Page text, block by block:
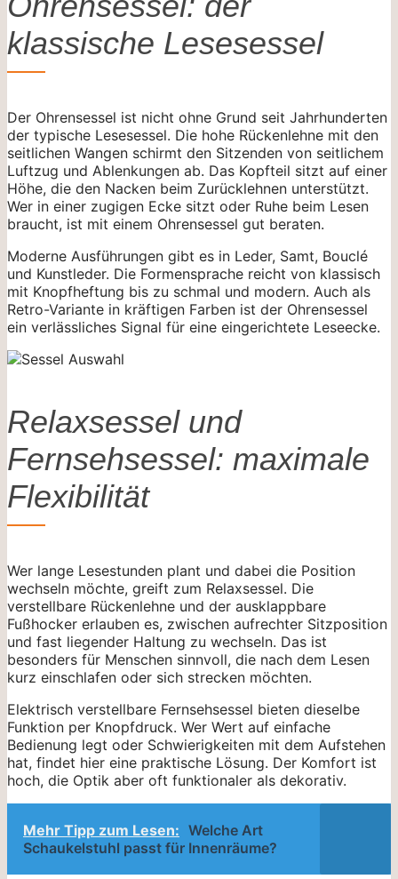
klassische Lesesessel
Der Ohrensessel ist nicht ohne Grund seit Jahrhunderten
der typische Lesesessel. Die hohe Rückenlehne mit den
seitlichen Wangen schirmt den Sitzenden von seitlichem
Luftzug und Ablenkungen ab. Das Kopfteil sitzt auf einer
Höhe, die den Nacken beim Zurücklehnen unterstützt.
Wer in einer zugigen Ecke sitzt oder Ruhe beim Lesen
braucht, ist mit einem Ohrensessel gut beraten.
Moderne Ausführungen gibt es in Leder, Samt, Bouclé
und Kunstleder. Die Formensprache reicht von klassisch
mit Knopfheftung bis zu schmal und modern. Auch als
Retro-Variante in kräftigen Farben ist der Ohrensessel
ein verlässliches Signal für eine eingerichtete Leseecke.
Relaxsessel und
Fernsehsessel: maximale
Flexibilität
Wer lange Lesestunden plant und dabei die Position
wechseln möchte, greift zum Relaxsessel. Die
verstellbare Rückenlehne und der ausklappbare
Fußhocker erlauben es, zwischen aufrechter Sitzposition
und fast liegender Haltung zu wechseln. Das ist
besonders für Menschen sinnvoll, die nach dem Lesen
kurz einschlafen oder sich strecken möchten.
Elektrisch verstellbare Fernsehsessel bieten dieselbe
Funktion per Knopfdruck. Wer Wert auf einfache
Bedienung legt oder Schwierigkeiten mit dem Aufstehen
hat, findet hier eine praktische Lösung. Der Komfort ist
hoch, die Optik aber oft funktionaler als dekorativ.
Mehr Tipp zum Lesen: Welche Art
Schaukelstuhl passt für Innenräume?